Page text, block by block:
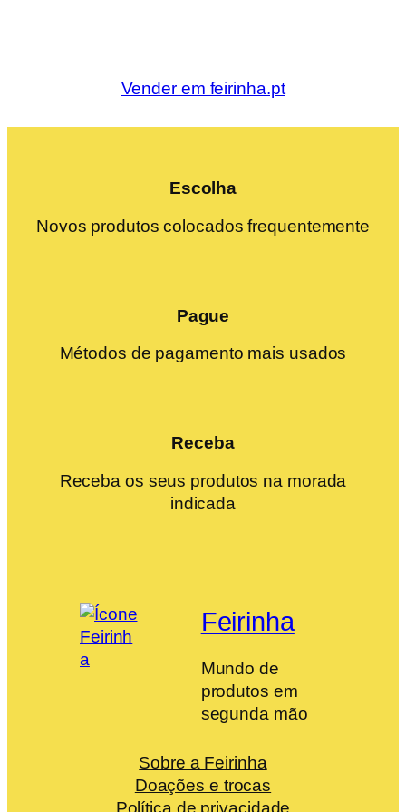
Vender em feirinha.pt
Escolha
Novos produtos colocados frequentemente
Pague
Métodos de pagamento mais usados
Receba
Receba os seus produtos na morada
indicada
Feirinha
Mundo de
produtos em
segunda mão
Sobre a Feirinha
Doações e trocas
Política de privacidade